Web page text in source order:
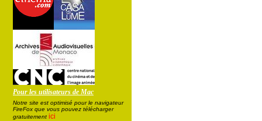
Pour les utilisateurs de Mac
Notre site est optimisé pour le navigateur
FireFox que vous pouvez télécharger
gratuitement ici